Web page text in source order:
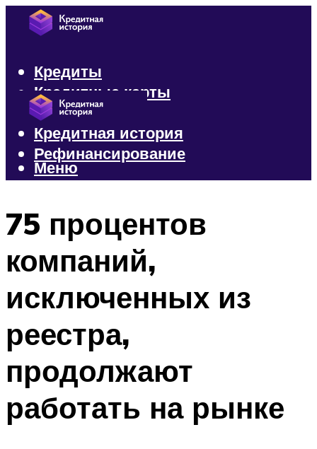
Кредиты
Кредитные карты
Микрозаймы
Кредитная история
Рефинансирование
Меню
75 процентов
компаний,
исключенных из
реестра,
продолжают
работать на рынке